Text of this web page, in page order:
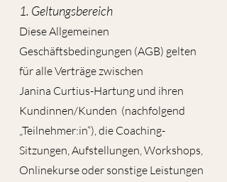
1. Geltungsbereich
Diese Allgemeinen
Geschäftsbedingungen (AGB) gelten
für alle Verträge zwischen
Janina Curtius-Hartung und ihren
Kundinnen/Kunden (nachfolgend
„Teilnehmer:in“), die Coaching-
Sitzungen, Aufstellungen, Workshops,
Onlinekurse oder sonstige Leistungen